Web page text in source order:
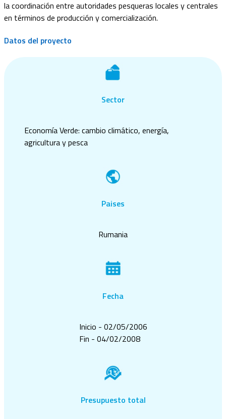
la coordinación entre autoridades pesqueras locales y centrales
en términos de producción y comercialización.
Datos del proyecto
Sector
Economía Verde: cambio climático, energía,
agricultura y pesca
Paises
Rumania
Fecha
Inicio - 02/05/2006
Fin - 04/02/2008
Presupuesto total